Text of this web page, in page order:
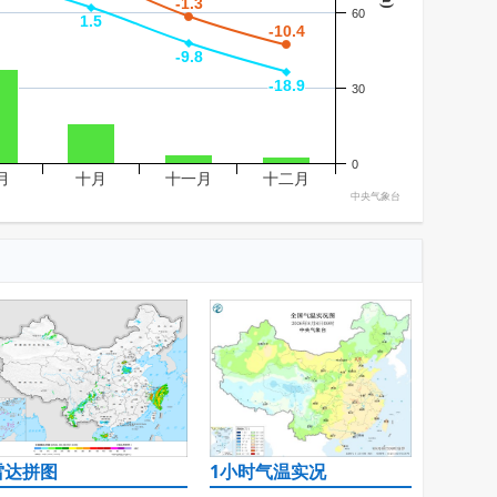
-10.4
-10.4
1.5
1.5
-9.8
-9.8
-18.9
-18.9
十月 十一月 十二月
0
30
60
中央气象台
拼图 1小时气温实况